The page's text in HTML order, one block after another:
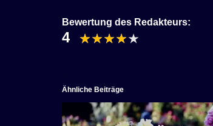
Bewertung des Redakteurs:
4
Ähnliche Beiträge